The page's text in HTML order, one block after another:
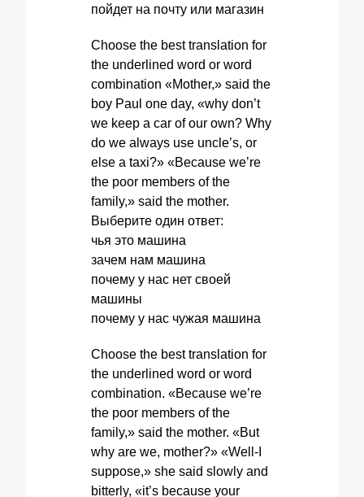
пойдет на почту или магазин
Choose the best translation for
the underlined word or word
combination «Mother,» said the
boy Paul one day, «why don’t
we keep a car of our own? Why
do we always use uncle’s, or
else a taxi?» «Because we’re
the poor members of the
family,» said the mother.
Выберите один ответ:
чья это машина
зачем нам машина
почему у нас нет своей
машины
почему у нас чужая машина
Choose the best translation for
the underlined word or word
combination. «Because we’re
the poor members of the
family,» said the mother. «But
why are we, mother?» «Well-I
suppose,» she said slowly and
bitterly, «it’s because your